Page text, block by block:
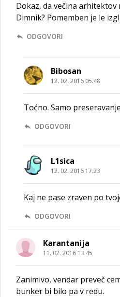
Dokaz, da večina
Dimnik? Pomemben je le
ODGOVORI
Bibosan
12. 02. 2016 05.48
Toćno. Samo preseravanje
ODGOVORI
L1sica
12. 02. 2016 17.23
Kaj ne pase zraven po
ODGOVORI
Karantanija
11. 02. 2016 13.45
Zanimivo, vendar preveč
bunker bi bilo pa v redu.